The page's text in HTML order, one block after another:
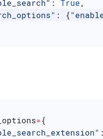
: True,
: {
={